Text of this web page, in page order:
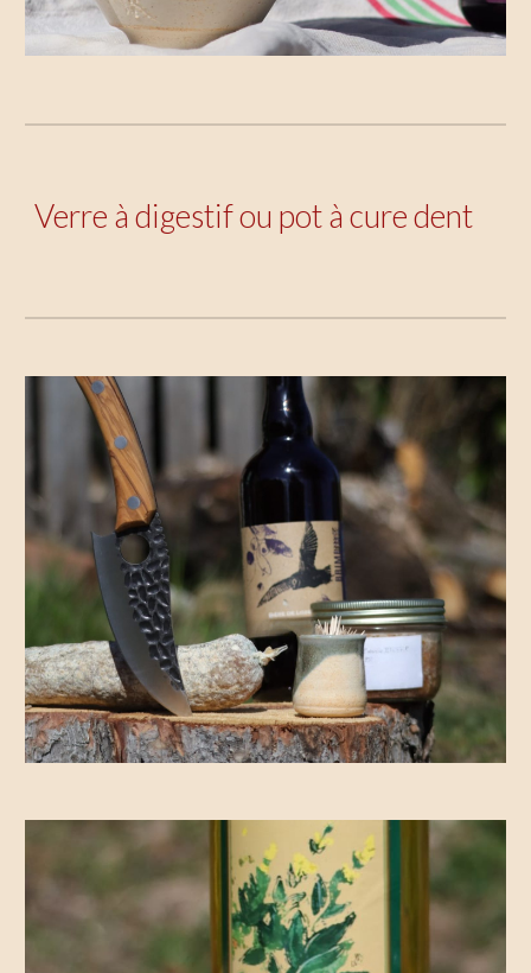
Verre à digestif ou pot à cure dent